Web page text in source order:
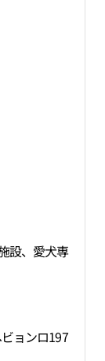
設、愛犬専
ョンロ197